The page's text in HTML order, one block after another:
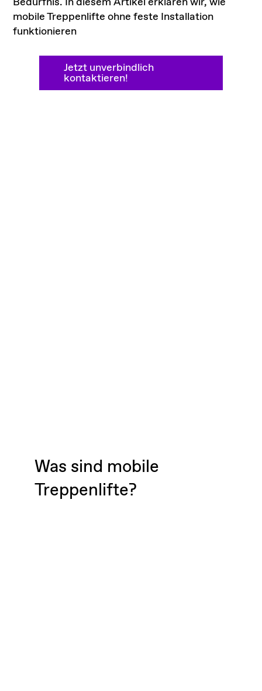
mobile Treppenlifte ohne feste Installation
funktionieren
Jetzt unverbindlich
kontaktieren!
Was sind mobile
Treppenlifte?